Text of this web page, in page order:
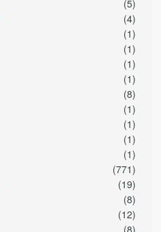
(5)
(4)
(1)
(1)
(1)
(1)
(8)
(1)
(1)
(1)
(1)
(771)
(19)
(8)
(12)